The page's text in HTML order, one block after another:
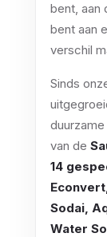
bent, aan
bent aan
verschil
Sinds
van de
14
Sodai,
Water